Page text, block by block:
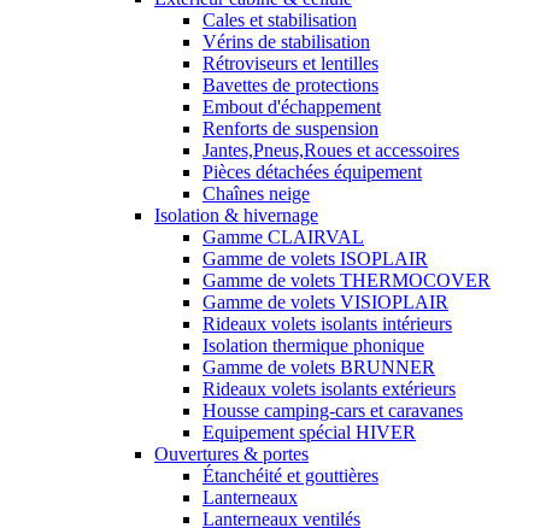
Cales et stabilisation
Vérins de stabilisation
Rétroviseurs et lentilles
Bavettes de protections
Embout d'échappement
Renforts de suspension
Jantes,Pneus,Roues et accessoires
Pièces détachées équipement
Chaînes neige
Isolation & hivernage
Gamme CLAIRVAL
Gamme de volets ISOPLAIR
Gamme de volets THERMOCOVER
Gamme de volets VISIOPLAIR
Rideaux volets isolants intérieurs
Isolation thermique phonique
Gamme de volets BRUNNER
Rideaux volets isolants extérieurs
Housse camping-cars et caravanes
Equipement spécial HIVER
Ouvertures & portes
Étanchéité et gouttières
Lanterneaux
Lanterneaux ventilés